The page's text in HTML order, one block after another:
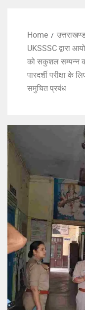
Home
UKSSSC द्वारा
को सकुशल सम्पन्न
पारदर्शी परीक्षा के
समुचित प्रबंध